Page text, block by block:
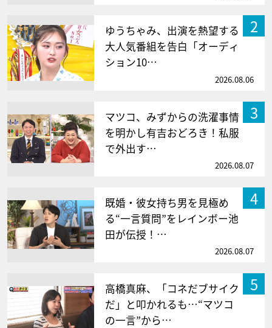
2
ゆうちゃみ、出演を熱望する
大人気番組を告白「オーディ
ション10…
2026.08.06
3
マツコ、みずからの洗濯事情
を明かし有吉おどろき！私服
で外出す…
2026.08.07
4
既婚・彼女持ち男を見極め
る“一言質問”をレインボー池
田が伝授！…
2026.08.07
5
高橋真麻、「コネだブサイク
だ」と叩かれるも…“マツコ
の一言”から…